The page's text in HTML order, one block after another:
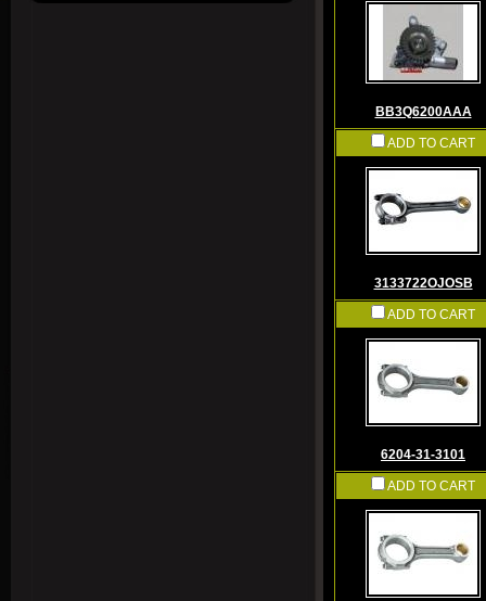
BB3Q6200AAA
ADD TO CART
3133722OJOSB
ADD TO CART
6204-31-3101
ADD TO CART